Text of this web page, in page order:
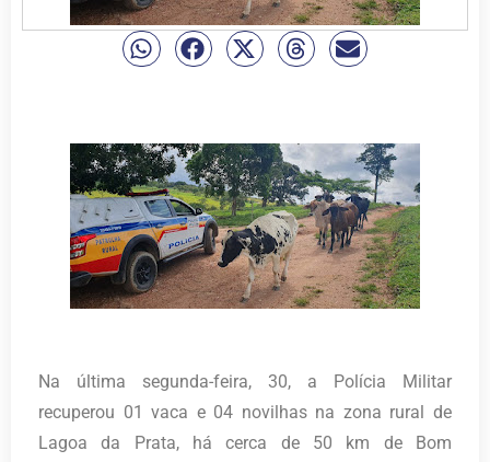
Na última segunda-feira, 30, a Polícia Militar
recuperou 01 vaca e 04 novilhas na zona rural de
Lagoa da Prata, há cerca de 50 km de Bom